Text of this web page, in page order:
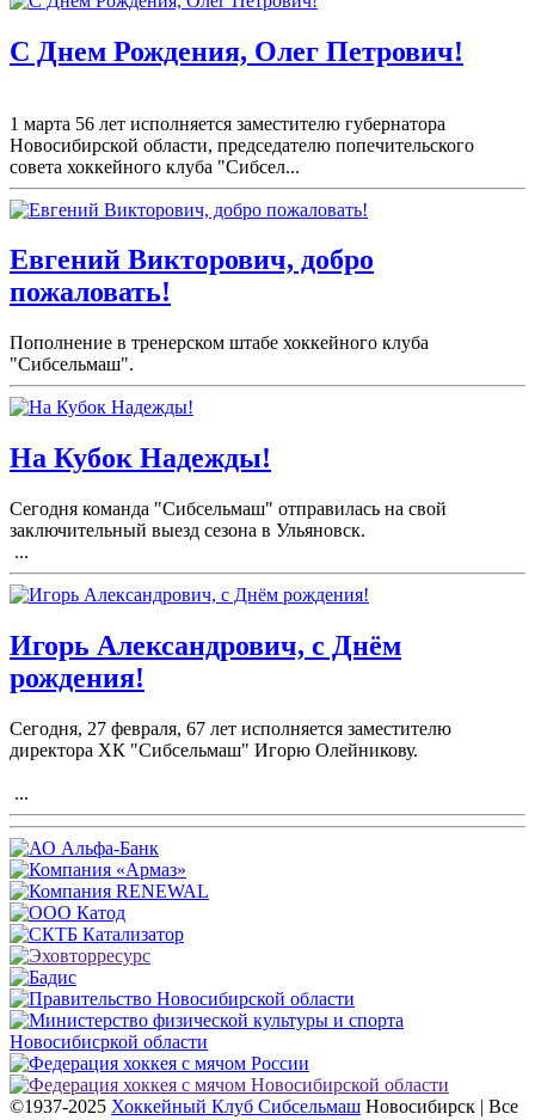
С Днем Рождения, Олег Петрович!
1 марта 56 лет исполняется заместителю губернатора
Новосибирской области, председателю попечительского
совета хоккейного клуба "Сибсел...
Евгений Викторович, добро
пожаловать!
Пополнение в тренерском штабе хоккейного клуба
"Сибсельмаш".
На Кубок Надежды!
Сегодня команда "Сибсельмаш" отправилась на свой
заключительный выезд сезона в Ульяновск.
...
Игорь Александрович, с Днём
рождения!
Сегодня, 27 февраля, 67 лет исполняется заместителю
директора ХК "Сибсельмаш" Игорю Олейникову.
...
©1937-2025 Хоккейный Клуб Сибсельмаш Новосибирск | Все